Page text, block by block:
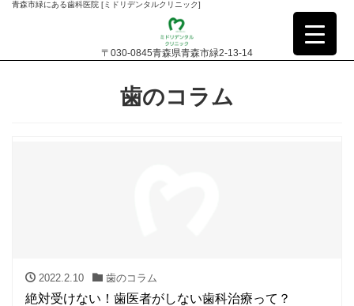
青森市緑にある歯科医院 [ミドリデンタルクリニック]
〒030-0845青森県青森市緑2-13-14
歯のコラム
2022.2.10 歯のコラム
絶対受けない！歯医者がしない歯科治療って？